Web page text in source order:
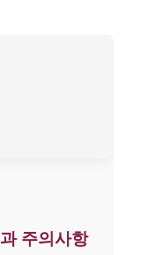
주의사항